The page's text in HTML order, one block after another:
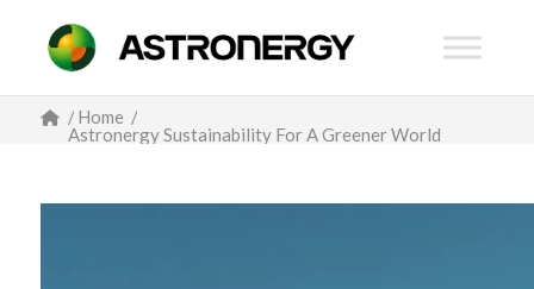
/ Home /
Astronergy Sustainability For A Greener World